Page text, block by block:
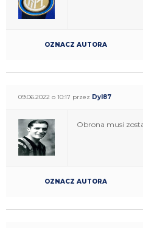
OZNACZ AUTORA
09.06.2022 o 10:17 przez Dyl87
Obrona musi
OZNACZ AUTORA